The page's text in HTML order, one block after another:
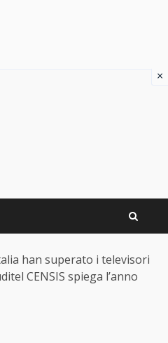
han superato i televisori
CENSIS spiega l’anno
×